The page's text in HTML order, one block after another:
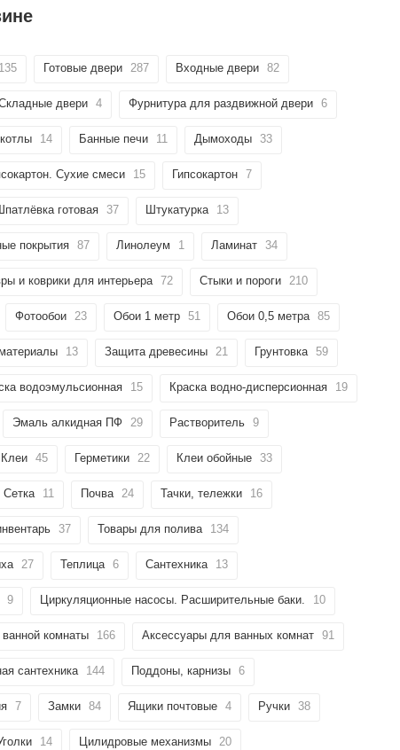
135 Готовые двери 287 Входные двери 82
двери 4 Фурнитура для раздвижной двери 6
14 Банные печи 11 Дымоходы 33
Сухие смеси 15 Гипсокартон 7
готовая 37 Штукатурка 13
покрытия 87 Линолеум 1 Ламинат 34
и коврики для интерьера 72 Стыки и пороги 210
Фотообои 23 Обои 1 метр 51 Обои 0,5 метра 85
13 Защита древесины 21 Грунтовка 59
водоэмульсионная 15 Краска водно-дисперсионная 19
Эмаль алкидная ПФ 29 Растворитель 9
Клеи 45 Герметики 22 Клеи обойные 33
11 Почва 24 Тачки, тележки 16
37 Товары для полива 134
27 Теплица 6 Сантехника 13
9 Циркуляционные насосы. Расширительные баки. 10
комнаты 166 Аксессуары для ванных комнат 91
сантехника 144 Поддоны, карнизы 6
7 Замки 84 Ящики почтовые 4 Ручки 38
14 Цилидровые механизмы 20